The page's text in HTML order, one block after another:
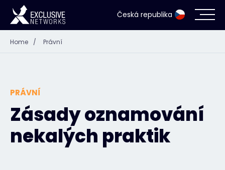
Česká republika
Zdroje
Společnost
Home / Právní
PRÁVNÍ
Zásady oznamování
nekalých praktik